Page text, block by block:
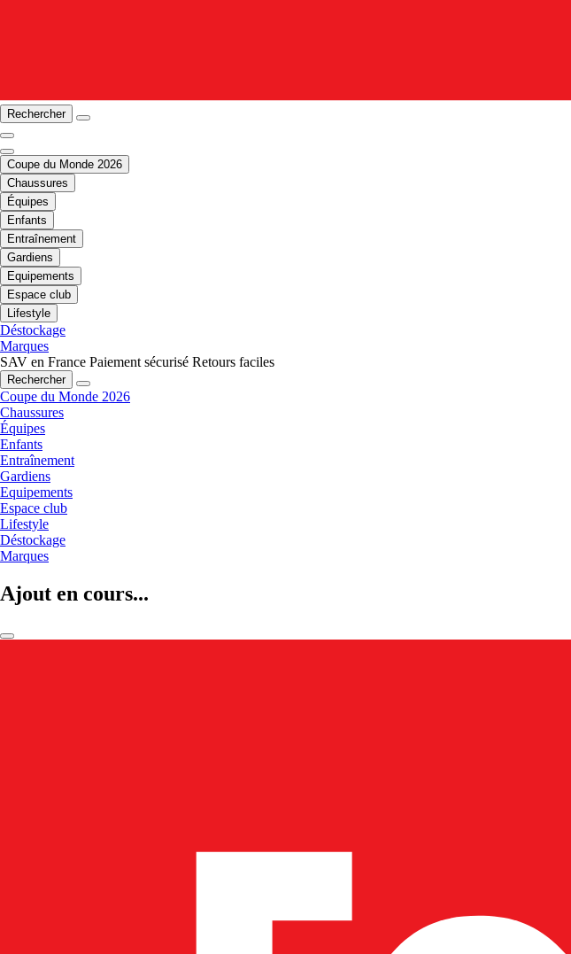
Rechercher
Coupe du Monde 2026
Chaussures
Équipes
Enfants
Entraînement
Gardiens
Equipements
Espace club
Lifestyle
Déstockage
Marques
SAV en France Paiement sécurisé Retours faciles
Rechercher
Coupe du Monde 2026
Chaussures
Équipes
Enfants
Entraînement
Gardiens
Equipements
Espace club
Lifestyle
Déstockage
Marques
Ajout en cours...